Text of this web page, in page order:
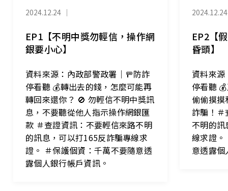
2024.12.24 ｜
EP1【不明中獎勿輕信，操作網
銀要小心】
資料來源：內政部警政署｜🚥防詐
停看聽 💰轉出去的錢，怎麼可能再
轉回來還你？ 🚫 勿輕信不明中獎訊
息，不要聽從他人指示操作網銀匯
款 ＃查證資訊：不要輕信來路不明
的訊息，可以打165反詐騙專線求
證。 ＃保護個資：千萬不要隨意透
露個人銀行帳戶資訊。
2024.12.24
EP2【
昏頭】
資料來
停看聽
偷偷摸
詐騙！
不明的訊
線求證。
意透露